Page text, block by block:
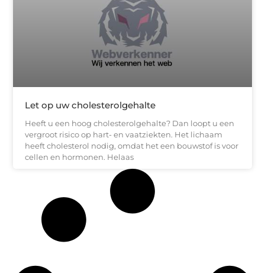
Let op uw cholesterolgehalte
Heeft u een hoog cholesterolgehalte? Dan loopt u een
vergroot risico op hart- en vaatziekten. Het lichaam
heeft cholesterol nodig, omdat het een bouwstof is voor
cellen en hormonen. Helaas